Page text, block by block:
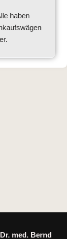
haben
med. Bernd